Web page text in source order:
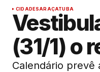
CIDADESARAÇATUBA
(31/1) o
Calendário prevê